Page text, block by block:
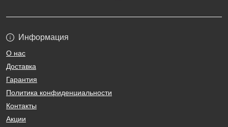
Информация
О нас
Доставка
Гарантия
Политика конфиденциальности
Контакты
Акции